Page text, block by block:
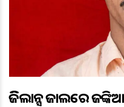
ଭିଜିଲାନ୍ସ ଜାଲରେ